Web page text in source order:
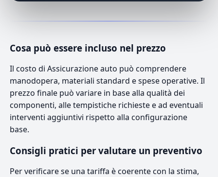
Cosa può essere incluso nel prezzo
Il costo di Assicurazione auto può comprendere
manodopera, materiali standard e spese operative. Il
prezzo finale può variare in base alla qualità dei
componenti, alle tempistiche richieste e ad eventuali
interventi aggiuntivi rispetto alla configurazione
base.
Consigli pratici per valutare un preventivo
Per verificare se una tariffa è coerente con la stima,